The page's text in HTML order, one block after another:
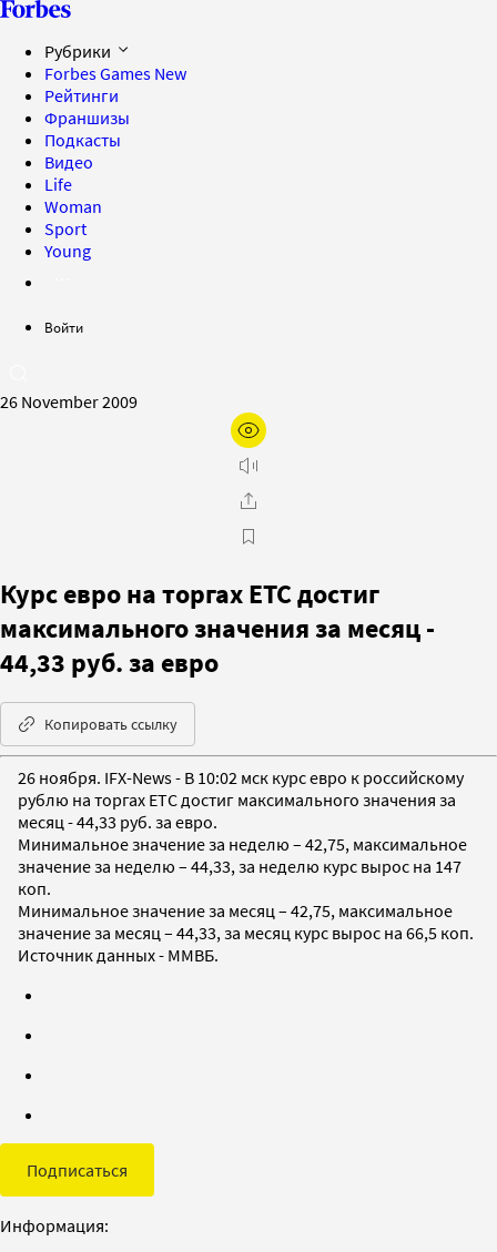
Рубрики
Forbes Games New
Рейтинги
Франшизы
Подкасты
Видео
Life
Woman
Sport
Young
Войти
26 November 2009
Курс евро на торгах ЕТС достиг
максимального значения за месяц -
44,33 руб. за евро
Копировать ссылку
26 ноября. IFX-News - В 10:02 мск курс евро к российскому
рублю на торгах ЕТС достиг максимального значения за
месяц - 44,33 руб. за евро.
Минимальное значение за неделю – 42,75, максимальное
значение за неделю – 44,33, за неделю курс вырос на 147
коп.
Минимальное значение за месяц – 42,75, максимальное
значение за месяц – 44,33, за месяц курс вырос на 66,5 коп.
Источник данных - ММВБ.
Подписаться
Информация: